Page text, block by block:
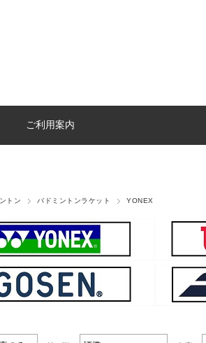
ご利用案内
トン バドミントンラケット YONEX